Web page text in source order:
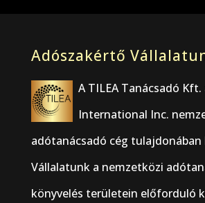
Adószakértő
A TILEA Tanácsadó Kft.
International Inc.
adótanácsadó cég tulajdonában
Vállalatunk a nemzetközi
könyvelés területein előforduló